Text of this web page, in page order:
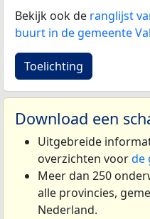
Bekijk ook de ranglijst
buurt in de gemeente
Toelichting
Download een
Uitgebreide
overzichten voorde
Meer dan 250
alle provincies,
Nederland.